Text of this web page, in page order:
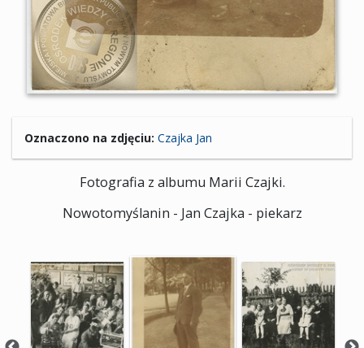
Oznaczono na zdjęciu: Czajka Jan
Fotografia z albumu Marii Czajki.
Nowotomyślanin - Jan Czajka - piekarz